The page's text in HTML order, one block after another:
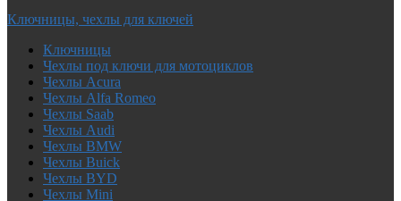
Ключницы, чехлы для ключей
Ключницы
Чехлы под ключи для мотоциклов
Чехлы Acura
Чехлы Alfa Romeo
Чехлы Saab
Чехлы Audi
Чехлы BMW
Чехлы Buick
Чехлы BYD
Чехлы Mini